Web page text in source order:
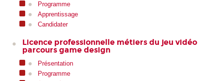
Programme
Apprentissage
Candidater
Licence professionnelle métiers du jeu vidéo
parcours game design
Présentation
Programme